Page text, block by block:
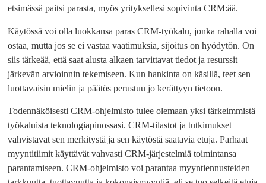
etsimässä paitsi parasta, myös yrityksellesi sopivinta CRM:ää.
Käytössä voi olla luokkansa paras CRM-työkalu, jonka rahalla voi
ostaa, mutta jos se ei vastaa vaatimuksia, sijoitus on hyödytön. On
siis tärkeää, että saat alusta alkaen tarvittavat tiedot ja resurssit
järkevän arvioinnin tekemiseen. Kun hankinta on käsillä, teet sen
luottavaisin mielin ja päätös perustuu jo kerättyyn tietoon.
Todennäköisesti CRM-ohjelmisto tulee olemaan yksi tärkeimmistä
työkaluista teknologiapinossasi. CRM-tilastot ja tutkimukset
vahvistavat sen merkitystä ja sen käytöstä saatavia etuja. Parhaat
myyntitiimit käyttävät vahvasti CRM-järjestelmiä toimintansa
parantamiseen. CRM-ohjelmisto voi parantaa myyntiennusteiden